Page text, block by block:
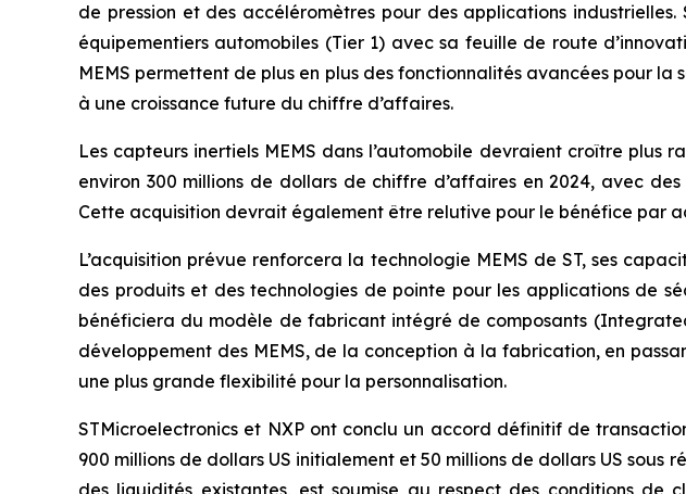
de pression et des accéléromètres pour des applications
équipementiers automobiles (Tier 1) avec sa feuille de route
MEMS permettent de plus en plus des fonctionnalités avancées pour
à une croissance future du chiffre d’affaires.
Les capteurs inertiels MEMS dans l’automobile devraient croître plus
environ 300 millions de dollars de chiffre d’affaires en 2024, avec
Cette acquisition devrait également être relutive pour le bénéfice par
L’acquisition prévue renforcera la technologie MEMS de ST, ses
des produits et des technologies de pointe pour les applications de
bénéficiera du modèle de fabricant intégré de composants
développement des MEMS, de la conception à la fabrication, en
une plus grande flexibilité pour la personnalisation.
STMicroelectronics et NXP ont conclu un accord définitif de
900 millions de dollars US initialement et 50 millions de dollars US
des liquidités existantes, est soumise au respect des conditions de